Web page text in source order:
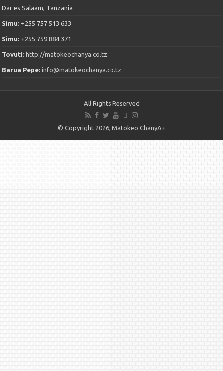
Dar es Salaam, Tanzania
Simu: +255 757 513 633
Simu: +255 759 884 371
Tovuti: http://matokeochanya.co.tz
Barua Pepe:info@matokeochanya.co.tz
All Rights Reserved
© Copyright 2026, Matokeo ChanyA+